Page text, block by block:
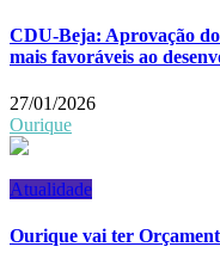
CDU-Beja: Aprovação
mais favoráveis ao
27/01/2026
Ourique
Atualidade
Ourique vai ter